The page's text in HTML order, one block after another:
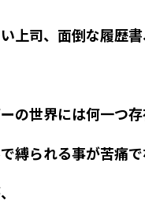
上司、面倒な履歴
の世界には何一つ存
縛られる事が苦痛